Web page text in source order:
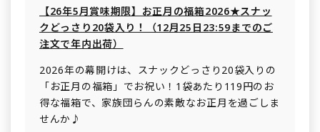
【26年5月賞味期限】お正月の福箱2026★スナッ
クどっさり20袋入り！（12月25日23:59までのご
注文で年内出荷）
2026年の幕開けは、スナックどっさり20袋入りの
「お正月の福箱」でお祝い！1袋あたり119円のお
得な福箱で、家族団らんの素敵なお正月を過ごしま
せんか♪